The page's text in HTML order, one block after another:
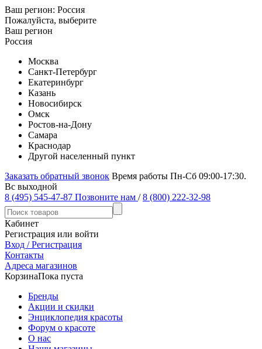
Ваш регион: Россия
Пожалуйста, выберите
Ваш регион
Россия
Москва
Санкт-Петербург
Екатеринбург
Казань
Новосибирск
Омск
Ростов-на-Дону
Самара
Краснодар
Другой населенный пункт
Заказать обратный звонок Время работы Пн-Сб 09:00-17:30.
Вс выходной
8 (495) 545-47-87 Позвоните нам / 8 (800) 222-32-98
Кабинет
Регистрация или войти
Вход / Регистрация
Контакты
Адреса магазинов
КорзинаПока пуста
Бренды
Акции и скидки
Энциклопедия красоты
Форум о красоте
О нас